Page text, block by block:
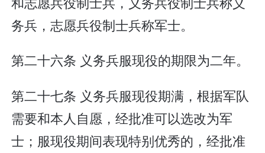
务兵，志愿兵役制士兵称军士。
第二十六条 义务兵服现役的期限为二年。
第二十七条 义务兵服现役期满，根据军队
需要和本人自愿，经批准可以选改为军
士；服现役期间表现特别优秀的，经批准